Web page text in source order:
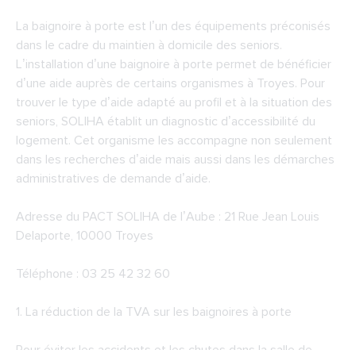
La baignoire à porte est l’un des équipements préconisés
dans le cadre du maintien à domicile des seniors.
L’installation d’une baignoire à porte permet de bénéficier
d’une aide auprès de certains organismes à Troyes. Pour
trouver le type d’aide adapté au profil et à la situation des
seniors, SOLIHA établit un diagnostic d’accessibilité du
logement. Cet organisme les accompagne non seulement
dans les recherches d’aide mais aussi dans les démarches
administratives de demande d’aide.
Adresse du PACT SOLIHA de l’Aube : 21 Rue Jean Louis
Delaporte, 10000 Troyes
Téléphone : 03 25 42 32 60
1. La réduction de la TVA sur les baignoires à porte